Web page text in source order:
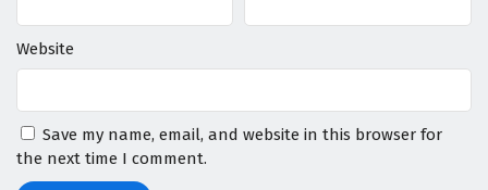
Website
Save my name, email, and website in this browser for
the next time I comment.